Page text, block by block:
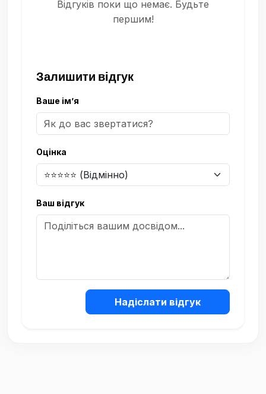
Відгуків поки що немає. Будьте
першим!
Залишити відгук
Ваше ім’я
Оцінка
Ваш відгук
Надіслати відгук